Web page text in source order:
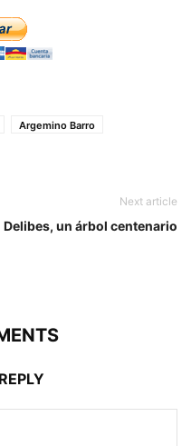
Argemino Barro
Next article
Delibes, un árbol centenario